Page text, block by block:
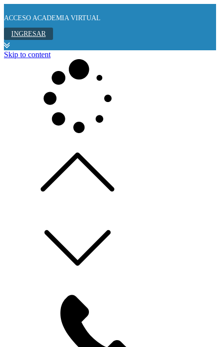
ACCESO ACADEMIA VIRTUAL
INGRESAR
Skip to content